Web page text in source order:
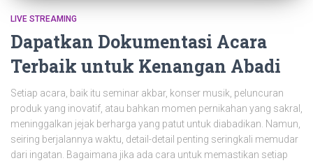
LIVE STREAMING
Dapatkan Dokumentasi Acara
Terbaik untuk Kenangan Abadi
Setiap acara, baik itu seminar akbar, konser musik, peluncuran
produk yang inovatif, atau bahkan momen pernikahan yang sakral,
meninggalkan jejak berharga yang patut untuk diabadikan. Namun,
seiring berjalannya waktu, detail-detail penting seringkali memudar
dari ingatan. Bagaimana jika ada cara untuk memastikan setiap